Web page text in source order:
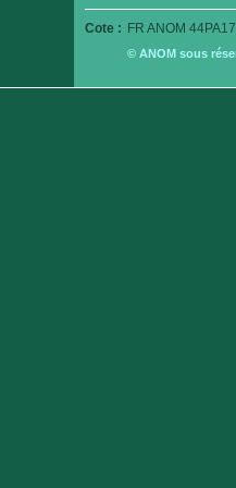
Cote : FR ANOM
© ANOM sous